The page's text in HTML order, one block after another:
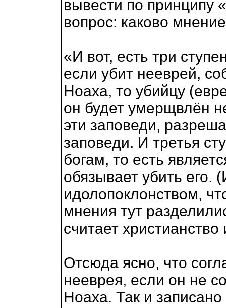
вывести по принципу
вопрос: каково
«И вот, есть три
если убит нееврей,
Ноаха, то убийцу
он будет умерщвлён
эти заповеди,
заповеди. И третья
богам, то есть
обязывает убить его.
идолопоклонством,
мнения тут
считает
Отсюда ясно, что
нееврея, если он не
Ноаха. Так и